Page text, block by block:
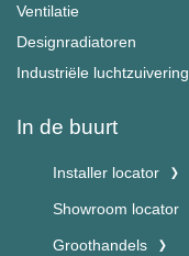
Ventilatie
Designradiatoren
Industriële luchtzuivering
In de buurt
Installer locator
Showroom locator
Groothandels